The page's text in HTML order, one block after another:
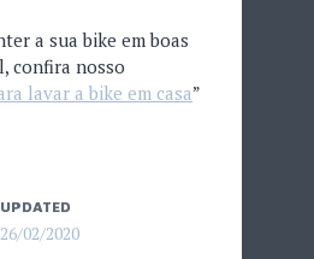
a sua bike em boas
confira nosso
lavar a bike em casa”
UPDATED
26/02/2020